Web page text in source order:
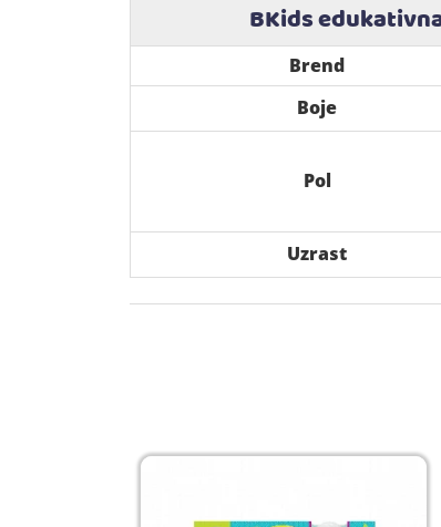
BKids
Brend
Boje
Pol
Uzrast